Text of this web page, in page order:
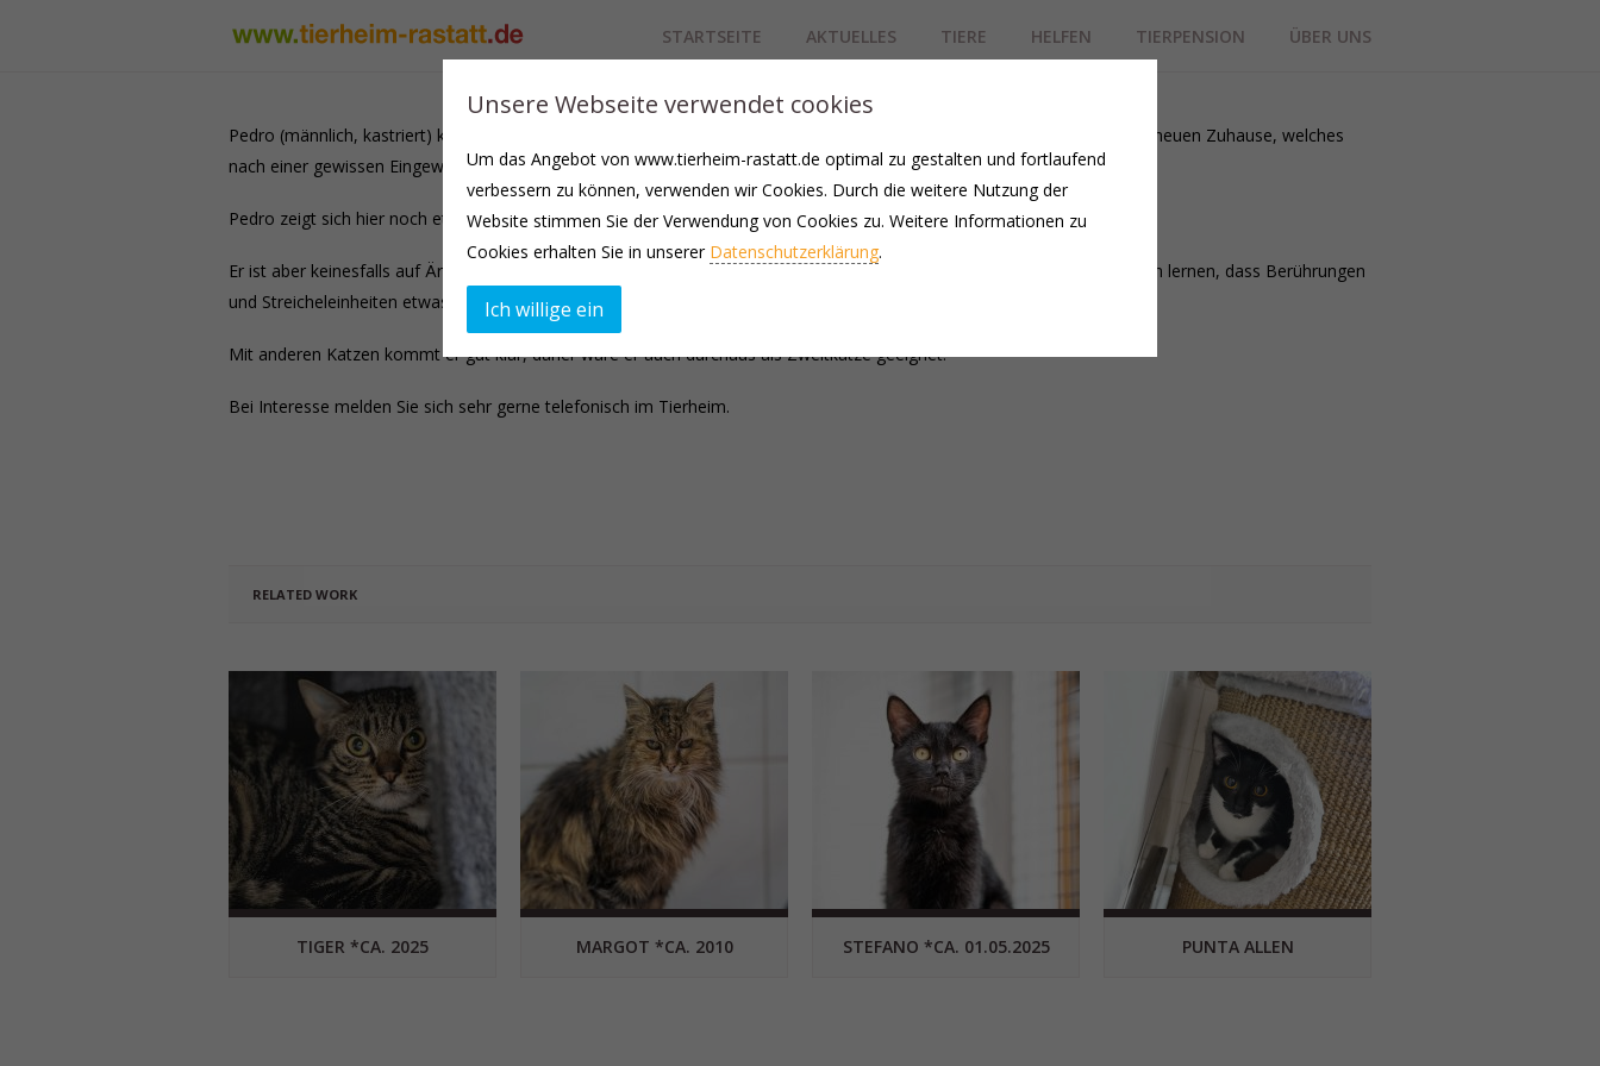
STARTSEITE AKTUELLES TIERE HELFEN TIERPENSION ÜBER UNS
Pedro (männlich, kastriert) kam am 17.12.2023 als Fundkatze zu uns ins Tierheim. Nun ist er auf der Suche nach seinem neuen Zuhause, welches
nach einer gewissen Eingewöhnungsphase über eine Möglichkeit zum Freigang verfügen sollte.
Pedro zeigt sich hier noch etwas zurückhaltend. Ihm fehlt noch ein bisschen das Urvertrauen gegenüber den Menschen.
Er ist aber keinesfalls auf Ärger aus, eher im Gegenteil. Er lässt alles über sich ergehen. Er muss einfach noch ein bisschen lernen, dass Berührungen
und Streicheleinheiten etwas schönes sind.
Mit anderen Katzen kommt er gut klar, daher wäre er auch durchaus als Zweitkatze geeignet.
Bei Interesse melden Sie sich sehr gerne telefonisch im Tierheim.
RELATED WORK
TIGER *CA. 2025 MARGOT *CA. 2010 STEFANO *CA. 01.05.2025 PUNTA ALLEN
Unsere Webseite verwendet cookies
Um das Angebot von www.tierheim-rastatt.de optimal zu gestalten und fortlaufend
verbessern zu können, verwenden wir Cookies. Durch die weitere Nutzung der
Website stimmen Sie der Verwendung von Cookies zu. Weitere Informationen zu
Cookies erhalten Sie in unserer Datenschutzerklärung.
Ich willige ein